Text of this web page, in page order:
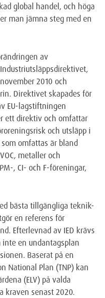
global handel, och höga
man jämna steg med en
av
2010 och
Direktivet skapades för
EU-lagstiftningen
ett direktiv och omfattar
och utsläpp i
omfattas är bland
metaller och
, CI- och F-föreningar,
bästa tillgängliga teknik-
en referens för
Efterlevnad av IED krävs
en undantagsplan
Baserat på en
National Plan (TNP) kan
(ELV) på valda
kraven senast 2020.